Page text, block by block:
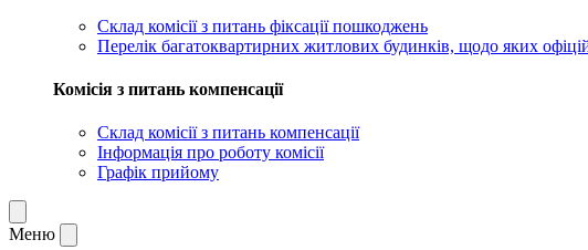
Склад комісії з питань фіксації пошкоджень
Перелік багатоквартирних житлових будинків, щодо яких
Комісія з питань компенсації
Склад комісії з питань компенсації
Інформація про роботу комісії
Графік прийому
Меню